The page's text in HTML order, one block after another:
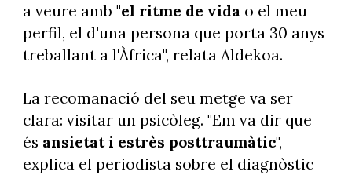
a veure amb "el ritme de vida o el meu
perfil, el d'una persona que porta 30 anys
treballant a l'Àfrica", relata Aldekoa.
La recomanació del seu metge va ser
clara: visitar un psicòleg. "Em va dir que
és ansietat i estrès posttraumàtic",
explica el periodista sobre el diagnòstic